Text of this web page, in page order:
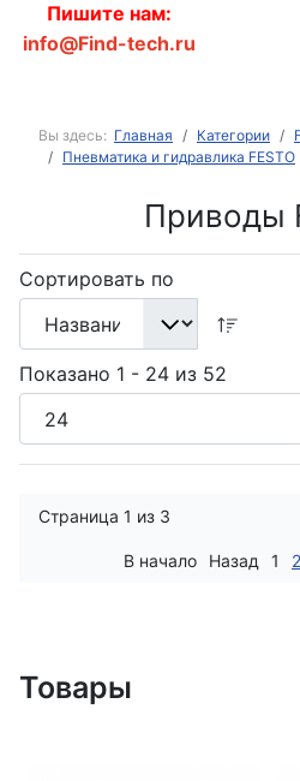
Пишите нам:
info@Find-tech.ru
Вы здесь: Главная Категории
Пневматика и гидравлика FESTO
Приводы
Сортировать по
Показано 1 - 24 из 52
Страница 1 из 3
В начало Назад 1 2
Товары